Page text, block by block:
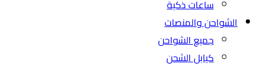
ساعات ذكية
الشواحن والمنصات
جميع الشواحن
كيابل الشحن